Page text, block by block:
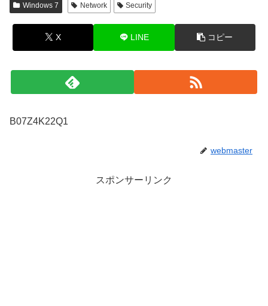
Windows 7 Network Security
X LINE コピー
B07Z4K22Q1
webmaster
スポンサーリンク